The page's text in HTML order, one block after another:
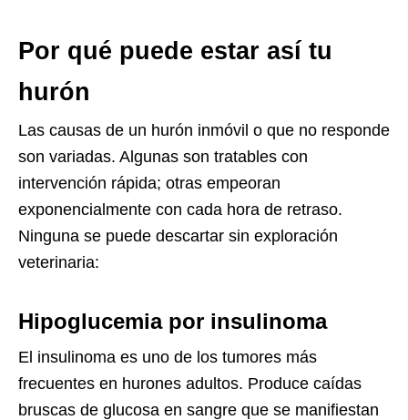
Por qué puede estar así tu
hurón
Las causas de un hurón inmóvil o que no responde
son variadas. Algunas son tratables con
intervención rápida; otras empeoran
exponencialmente con cada hora de retraso.
Ninguna se puede descartar sin exploración
veterinaria:
Hipoglucemia por insulinoma
El insulinoma es uno de los tumores más
frecuentes en hurones adultos. Produce caídas
bruscas de glucosa en sangre que se manifiestan